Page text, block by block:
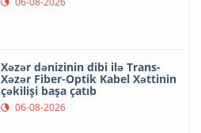
Xəzər dənizinin dibi ilə Trans-
Xəzər Fiber-Optik Kabel Xəttinin
çəkilişi başa çatıb
06-08-2026